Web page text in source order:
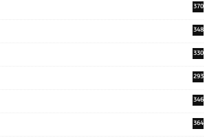
370
348
330
293
346
364